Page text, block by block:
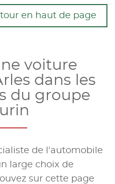
en haut de page
voiture
dans les
du groupe
de l'automobile
large choix de
sur cette page